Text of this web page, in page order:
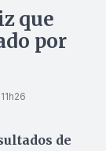
que
por
de